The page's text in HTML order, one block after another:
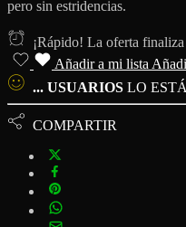
pero sin estridencias.
¡Rápido! La oferta finaliza
Añadir a mi lista
... USUARIOS LO
COMPARTIR